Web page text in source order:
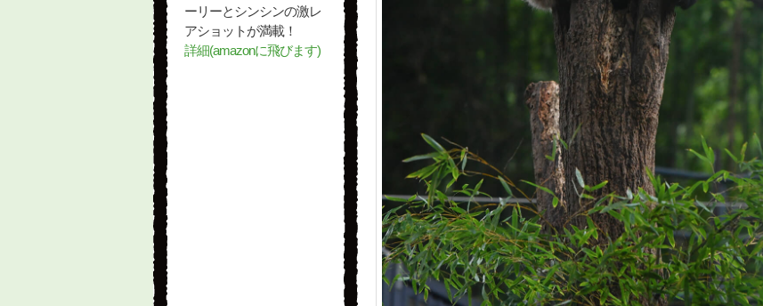
ーリーとシンシンの激レ
アショットが満載！
詳細(amazonに飛びます)